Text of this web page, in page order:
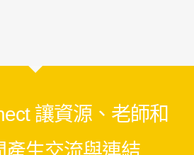
讓資源、老師和